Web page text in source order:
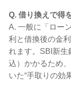
Q. 借り換えで得
A. 一般に「ロー
利と借換後の金
れます。SBI新生
込）かかるため
いた“手取りの効